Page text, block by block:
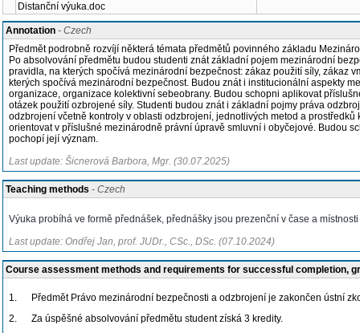
Distanční výuka.doc
Annotation - Czech
Předmět podrobně rozvíjí některá témata předmětů povinného základu
Po absolvování předmětu budou studenti znát základní pojem mezinárodní
pravidla, na kterých spočívá mezinárodní bezpečnost: zákaz použití síly, zákaz
kterých spočívá mezinárodní bezpečnost. Budou znát i institucionální aspekty
organizace, organizace kolektivní sebeobrany. Budou schopni aplikovat
otázek použití ozbrojené síly. Studenti budou znát i základní pojmy práva
odzbrojení včetně kontroly v oblasti odzbrojení, jednotlivých metod a
orientovat v příslušné mezinárodně právní úpravě smluvní i obyčejové. Budou
pochopí její význam.
Last update: Šicnerová Barbora, Mgr. (30.07.2025)
Teaching methods - Czech
Výuka probíhá ve formě přednášek, přednášky jsou prezenční v čase a
Last update: Ondřej Jan, prof. JUDr., CSc., DSc. (07.10.2024)
Course assessment methods and requirements for successful completion,
1. Předmět Právo mezinárodní bezpečnosti a odzbrojení je zakončen ústní
2. Za úspěšné absolvování předmětu student získá 3 kredity.